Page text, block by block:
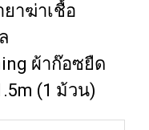
าฆ่าเชื้อ
ผ้าก๊อซยืด
(1 ม้วน)